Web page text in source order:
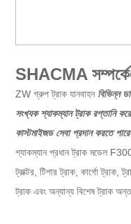
SHACMA সম্পর্কে
ZW গ্রুপ ট্রাক যানবাহন বিভিন্ন
সংখ্যক শ্যাকম্যান ট্রাক রপ্তানি
কাস্টমাইজড সেবা প্রদান করতে
শ্যাকম্যান প্রধান ট্রাক মডেল
ট্রাক্টর, টিপার ট্রাক, কার্গো ট্রাক,
ট্রাক এবং অন্যান্য বিশেষ ট্রাক